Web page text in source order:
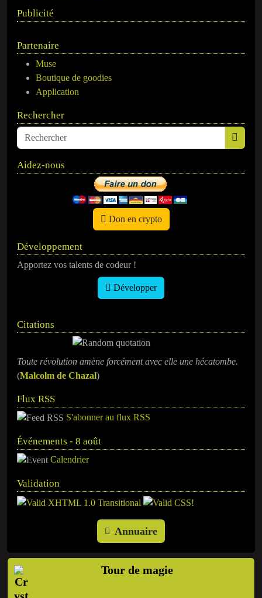
Publicité
Partenaire
Muse
Boutique de goodies
Application
Rechercher
Aidez-nous
Don en crypto
Développement
Apportez vos talents de codeur !
Développer
Citations
Toute révolution amène forcément avec elle une hécatombe.
(Malcolm de Chazal)
Flux RSS
S'abonner au flux RSS
Événements - 8 août
Calendrier
Validation
Annuaire
Tour de magie